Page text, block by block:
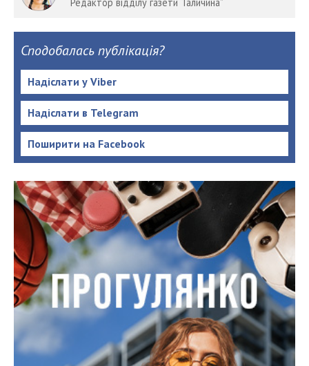
Сподобалась публікація?
Надіслати у Viber
Надіслати в Telegram
Поширити на Facebook